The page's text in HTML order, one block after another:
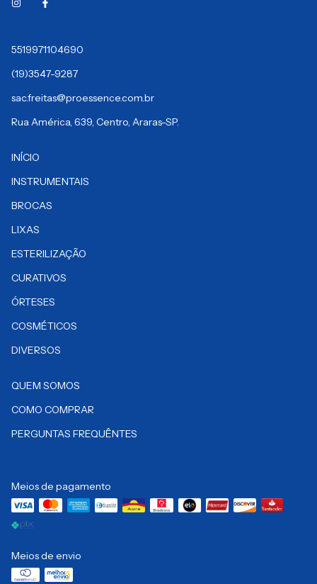
5519971104690
(19)3547-9287
sac.freitas@proessence.com.br
Rua América, 639, Centro, Araras-SP.
INÍCIO
INSTRUMENTAIS
BROCAS
LIXAS
ESTERILIZAÇÃO
CURATIVOS
ÓRTESES
COSMÉTICOS
DIVERSOS
QUEM SOMOS
COMO COMPRAR
PERGUNTAS FREQUÊNTES
Meios de pagamento
Meios de envio